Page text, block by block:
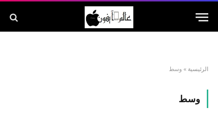
الرئيسية » وسط
وسط